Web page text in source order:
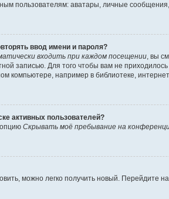
пользователям: аватары, личные
ввод имени и пароля?
входить при каждом посещении, вы
записью. Для того чтобы вам не
компьютере, например в библиотеке,
активных пользователей?
Скрывать моё пребывание на
можно легко получить новый. Перейдите